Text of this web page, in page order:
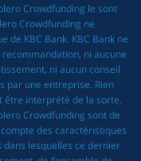
Crowdfunding le sont
Crowdfunding ne
de KBC Bank. KBC Bank ne
ni aucune
ni aucun conseil
par une entreprise. Rien
être interprété de la sorte.
Crowdfunding sont de
des caractéristiques
dans lesquelles ce dernier